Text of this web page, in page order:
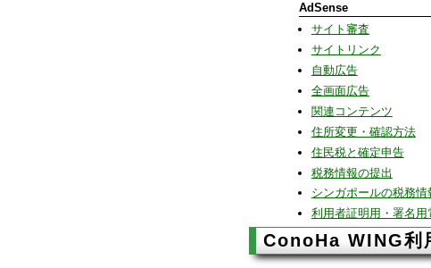
AdSense
サイト審査
サイトリンク
自動広告
全画面広告
関連コンテンツ
住所変更・確認方法
住民税と確定申告
税務情報の提出
シンガポールの税務情
利用者証明用・署名用
ConoHa WING利